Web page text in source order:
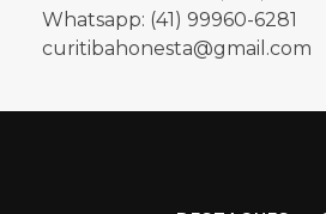
Whatsapp: (41) 99960-6281
curitibahonesta@gmail.com